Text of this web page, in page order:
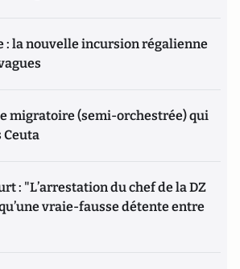
: la nouvelle incursion régalienne
migratoire (semi-orchestrée) qui
: "L’arrestation du chef de la DZ
vraie-fausse détente entre